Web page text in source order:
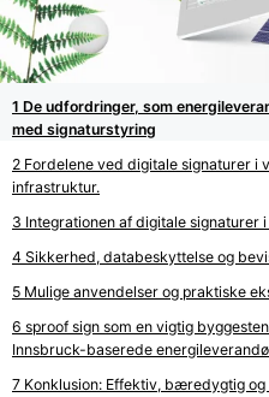
De udfordringer, som
med signaturstyring
Fordelene ved digitale signaturer i
infrastruktur.
Integrationen af digitale
Sikkerhed, databeskyttelse og
Mulige anvendelser og praktiske
sproof sign som en vigtig
Innsbruck-baserede
Konklusion: Effektiv, bæredygtig